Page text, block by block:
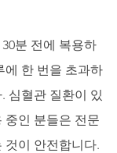
분 전에 복용하
에 한 번을 초과하
심혈관 질환이 있
중인 분들은 전문
것이 안전합니다.